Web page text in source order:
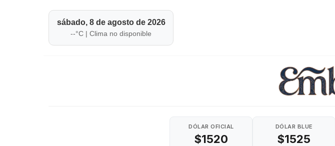
sábado, 8 de agosto de 2026
--°C | Clima no disponible
DÓLAR OFICIAL
$1520
DÓLAR BLUE
$1525